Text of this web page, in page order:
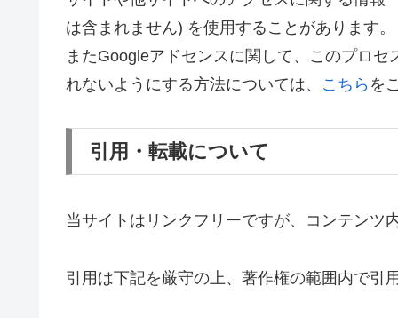
は含まれません) を使用することがあります。
またGoogleアドセンスに関して、このプロ
れないようにする方法については、 こちら を
引用・転載について
当サイトはリンクフリーですが、コンテンツ
引用は下記を厳守の上、著作権の範囲内で引